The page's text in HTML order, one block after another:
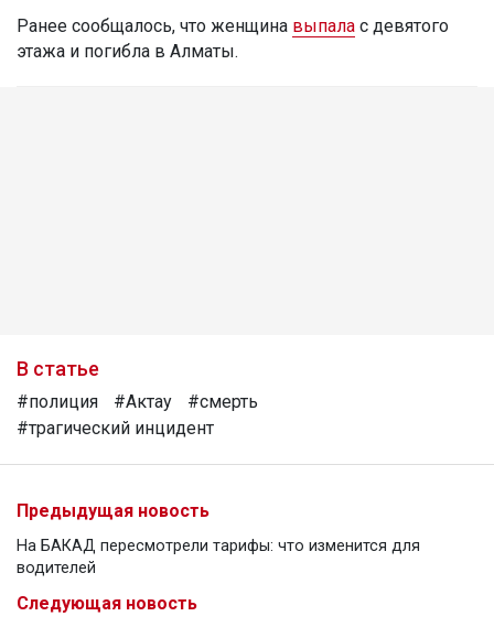
Ранее сообщалось, что женщина выпала с девятого
этажа и погибла в Алматы.
В статье
#полиция #Актау
#смерть
#трагический инцидент
Предыдущая новость
На БАКАД пересмотрели тарифы: что изменится для
водителей
Следующая новость